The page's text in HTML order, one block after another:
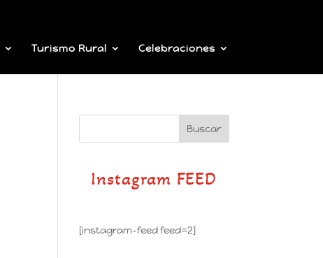
Turismo Rural Celebraciones
Instagram FEED
[instagram-feed feed=2]